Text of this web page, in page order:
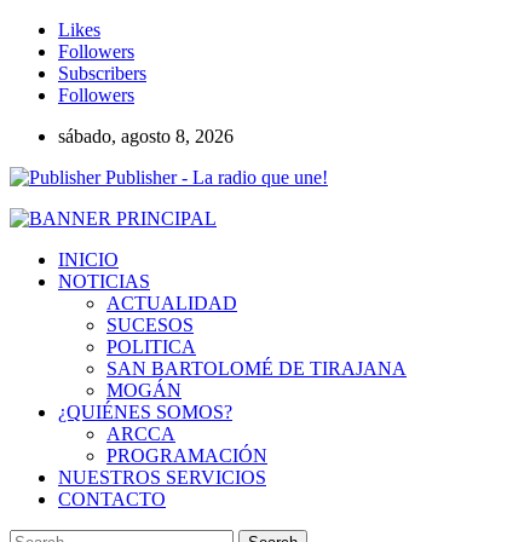
Likes
Followers
Subscribers
Followers
sábado, agosto 8, 2026
Publisher - La radio que une!
INICIO
NOTICIAS
ACTUALIDAD
SUCESOS
POLITICA
SAN BARTOLOMÉ DE TIRAJANA
MOGÁN
¿QUIÉNES SOMOS?
ARCCA
PROGRAMACIÓN
NUESTROS SERVICIOS
CONTACTO